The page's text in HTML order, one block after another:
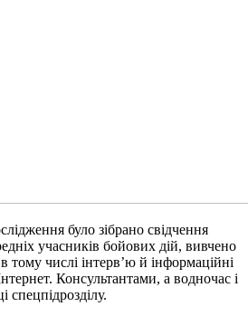
було зібрано свідчення
учасників бойових дій, вивчено
тому числі інтерв’ю й інформаційні
Консультантами, а водночас і
спецпідрозділу.